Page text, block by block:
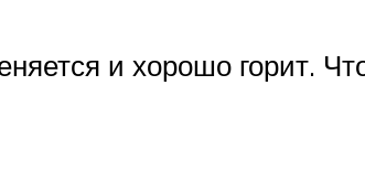
и хорошо горит.